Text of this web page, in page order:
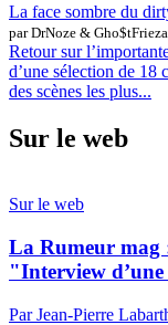
La face sombre du
par DrNoze &
Retour sur
d’une sélection de 18
des scènes les plus...
Sur le web
Sur le web
La Rumeur
"Interview d’une
Par Jean-Pierre